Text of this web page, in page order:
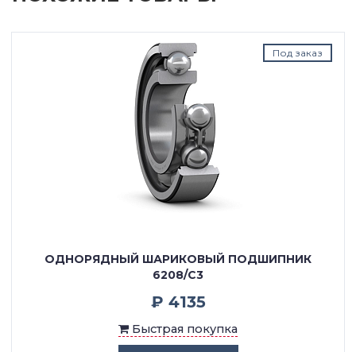
Под заказ
ОДНОРЯДНЫЙ ШАРИКОВЫЙ ПОДШИПНИК
6208/C3
₽ 4135
Быстрая покупка